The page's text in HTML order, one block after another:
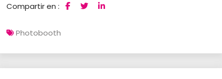
Compartir en :
Photobooth